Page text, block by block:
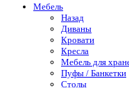
Мебель
Назад
Диваны
Кровати
Кресла
Мебель для
Пуфы / Банкетки
Столы